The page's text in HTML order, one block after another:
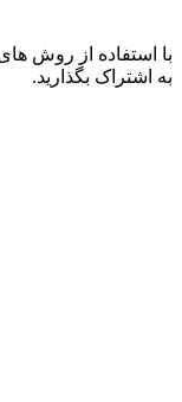
با استفاده از روش
به اشتراک بگذارید.